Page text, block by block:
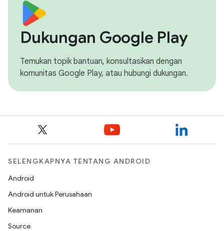
Dukungan Google Play
Temukan topik bantuan, konsultasikan dengan
komunitas Google Play, atau hubungi dukungan.
SELENGKAPNYA TENTANG ANDROID
Android
Android untuk Perusahaan
Keamanan
Source